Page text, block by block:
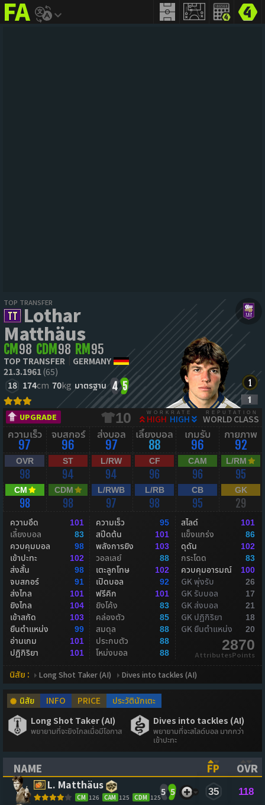
addict
TOP TRANSFER
Lothar
Matthäus
CM 98 CDM 98 RM 95
TOP TRANSFER
GERMANY
21.3.1961(65)
18 174cm 70kg มาตรฐาน 4 5
UPGRADE 10 WORKRATE
HIGH HIGH
REPUTATION
WORLD CLASS
ความเร็ว
97
จบสกอร์
96
ส่งบอล
97
เลี้ยงบอล
88
เกมรับ
96
กายภาพ
92
OVR
98
ST
94
L/RW
94
CF
96
CAM
96
L/RM
95
CM
98
CDM
98
L/RWB
97
L/RB
98
CB
95
GK
29
ความอึด 101
เลี้ยงบอล 83
ควบคุมบอล 98
เข้าปะทะ 102
ส่งสั้น 98
จบสกอร์ 91
ส่งไกล 101
ยิงไกล 104
เข้าสกัด 103
ยืนตำแหน่ง 99
อ่านเกม 101
ปฏิกิริยา 101
ความเร็ว 95
สปีดต้น 101
พลังการยิง 103
วอลเลย์ 88
เตะลูกโทษ 102
เปิดบอล 92
ฟรีคิก 101
ยิงโค้ง 83
คล่องตัว 85
สมดุล 88
ประกบตัว 88
โหม่งบอล 88
สไลด์ 101
แข็งแกร่ง 86
ดุดัน 102
กระโดด 83
ควบคุมอารมณ์ 100
GK พุ่งรับ 26
GK รับบอล 17
GK ส่งบอล 21
GK ปฏิกิริยา 18
GK ยืนตำแหน่ง 20
2870
AttributesPoints
นิสัย : Long Shot Taker (AI) Dives into tackles (AI)
นิสัย INFO PRICE
ประวัตินักเตะ
Long Shot Taker (AI)
พยายามที่จะยิงไกลเมื่อมีโอกาส
Dives into tackles (AI)
พยายามที่จะสไลด์บอล มากกว่า
เข้าปะทะ
NAME
(CLICK TO SORT ASCENDING)
FP
OVR
L. Matthäus
CM 126 CAM 125 CDM 125
5 5 35 118